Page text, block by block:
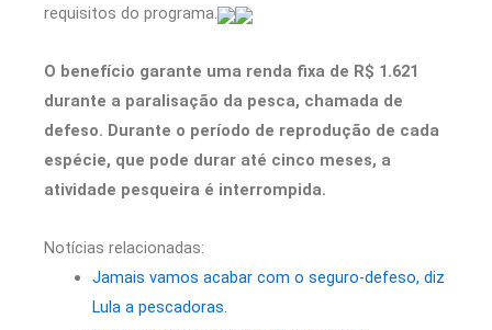
requisitos do programa.
O benefício garante uma renda fixa de R$ 1.621
durante a paralisação da pesca, chamada de
defeso. Durante o período de reprodução de cada
espécie, que pode durar até cinco meses, a
atividade pesqueira é interrompida.
Notícias relacionadas:
Jamais vamos acabar com o seguro-defeso, diz
Lula a pescadoras.